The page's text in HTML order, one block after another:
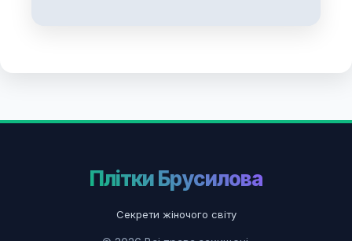
Плітки Брусилова
Секрети жіночого світу